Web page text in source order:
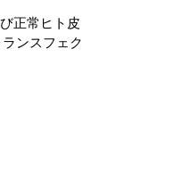
正常ヒト皮
ンスフェク